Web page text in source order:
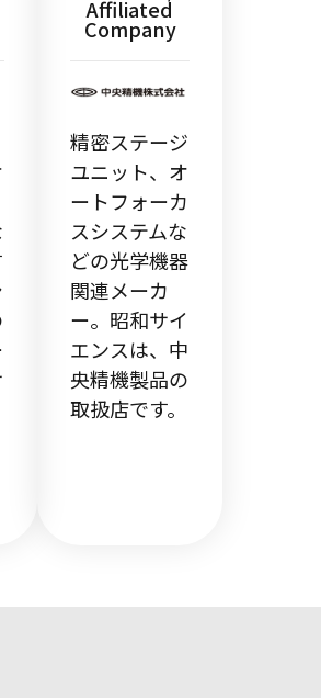
Affiliated
Company
精密ステージ
ユニット、オ
ートフォーカ
スシステムな
どの光学機器
関連メーカ
ー。昭和サイ
エンスは、中
央精機製品の
取扱店です。